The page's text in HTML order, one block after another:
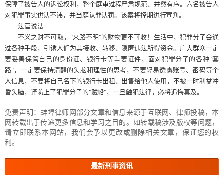
保障了被告人的诉讼权利，整个庭审过程严肃规范、井然有序。六名被告人
对犯罪事实供认不讳，并当庭认罪认罚。该案将择期进行宣判。
法官说法
不义之财不可取，"来路不明"的财物更不可收！生活中，犯罪分子会通
过各种手段，引诱人们为其接收、转移、隐匿违法所得资金。广大群众一定
要妥善保管自己的身份证、银行卡等重要证件，面对犯罪分子的各种"套
路"，一定要保持清醒的头脑和理性的思考，不要轻易透露账号、密码等个
人信息，不要将自己名下的银行卡出租、出售给他人使用，不被一时利益冲
昏头脑，谨防上了犯罪分子的"贼船"，一旦触犯法律，必将追悔莫及。
免责声明：蚌埠律师网部分文章和信息来源于互联网、律师投稿，本
网转载出于传递更多信息和学习之目的。如转载稿涉及版权等问题，
请立即联系本网站，我们会予以更改或删除相关文章，保证您的权
利。
最新刑事资讯